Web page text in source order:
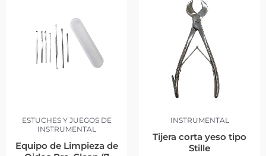
ESTUCHES Y JUEGOS DE
INSTRUMENTAL
Equipo de Limpieza de
INSTRUMENTAL
Tijera corta yeso tipo
Stille